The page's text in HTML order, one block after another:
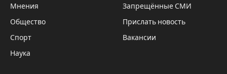
Мнения
Общество
Спорт
Наука
Запрещённые СМИ
Прислать новость
Вакансии